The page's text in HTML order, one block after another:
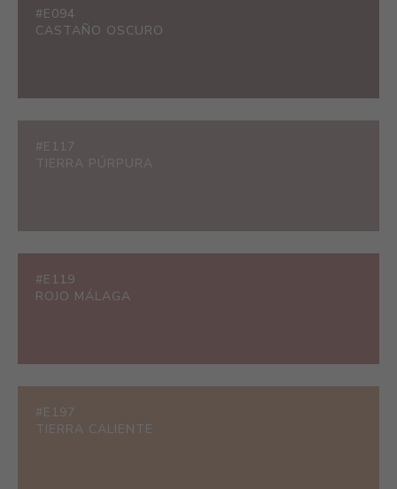
#E094
CASTAÑO OSCURO
#E117
TIERRA PÚRPURA
#E119
ROJO MÁLAGA
#E197
TIERRA CALIENTE